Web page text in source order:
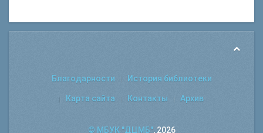
Благодарности История библиотеки
Карта сайта Контакты Архив
© МБУК "ДЦМБ", 2026